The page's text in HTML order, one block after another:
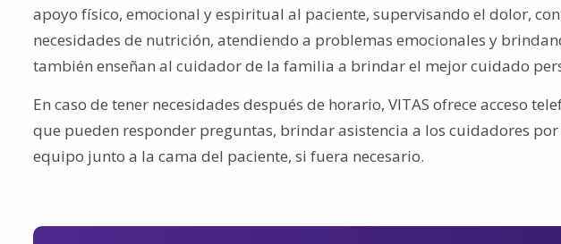
apoyo físico, emocional y espiritual al paciente, supervisando el dolor,
necesidades de nutrición, atendiendo a problemas emocionales y
también enseñan al cuidador de la familia a brindar el mejor cuidado
En caso de tener necesidades después de horario, VITAS ofrece acceso
que pueden responder preguntas, brindar asistencia a los cuidadores
equipo junto a la cama del paciente, si fuera necesario.